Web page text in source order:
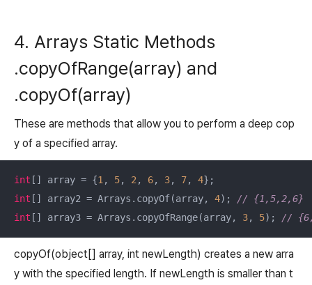
4. Arrays Static Methods
.copyOfRange(array) and
.copyOf(array)
These are methods that allow you to perform a deep cop
y of a specified array.
int [] array = {1 , 5, 2 , 6, 3, 7, 4
int [] array2 = Arrays.copyOf(array, 4); // {1,5,2,6}
int [] array3 = Arrays.copyOfRange(array, 3, 5); //
copyOf(object[] array, int newLength) creates a new arra
y with the specified length. If newLength is smaller than t